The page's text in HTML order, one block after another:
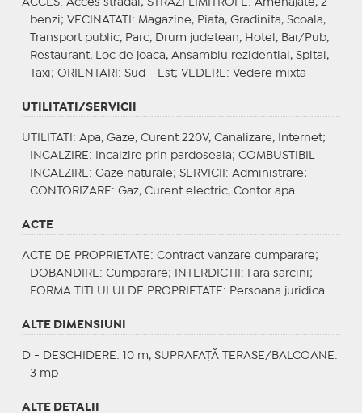
ACCES: Acces stradal; STRAZI LIMITROFE : Amenajate, 2
benzi; VECINATATI : Magazine, Piata, Gradinita, Scoala,
Transport public, Parc, Drum judetean, Hotel, Bar/Pub,
Restaurant, Loc de joaca, Ansamblu rezidential, Spital,
Taxi; ORIENTARI : Sud - Est; VEDERE : Vedere mixta
UTILITATI/SERVICII
UTILITATI : Apa, Gaze, Curent 220V, Canalizare, Internet;
INCALZIRE : Incalzire prin pardoseala; COMBUSTIBIL
INCALZIRE : Gaze naturale; SERVICII : Administrare;
CONTORIZARE : Gaz, Curent electric, Contor apa
ACTE
ACTE DE PROPRIETATE : Contract vanzare cumparare;
DOBANDIRE : Cumparare; INTERDICTII : Fara sarcini;
FORMA TITLULUI DE PROPRIETATE : Persoana juridica
ALTE DIMENSIUNI
D - DESCHIDERE: 10 m, SUPRAFAȚĂ TERASE/BALCOANE:
3 mp
ALTE DETALII